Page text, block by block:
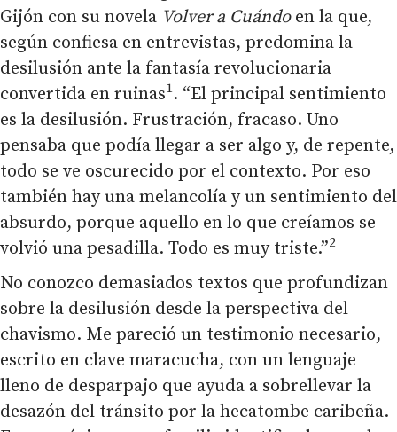
Gijón con su novela Volver a Cuándoen la que,
según confiesa en entrevistas, predomina la
desilusión ante la fantasía revolucionaria
convertida en ruinas1. “El principal sentimiento
es la desilusión. Frustración, fracaso. Uno
pensaba que podía llegar a ser algo y, de repente,
todo se ve oscurecido por el contexto. Por eso
también hay una melancolía y un sentimiento del
absurdo, porque aquello en lo que creíamos se
volvió una pesadilla. Todo es muy triste.”2
No conozco demasiados textos que profundizan
sobre la desilusión desde la perspectiva del
chavismo. Me pareció un testimonio necesario,
escrito en clave maracucha, con un lenguaje
lleno de desparpajo que ayuda a sobrellevar la
desazón del tránsito por la hecatombe caribeña.